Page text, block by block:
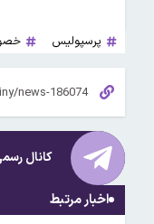
پرسپولیس
کانال
اخبار مرتبط